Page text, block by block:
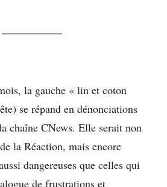
la gauche « lin et coton
se répand en dénonciations
chaîne CNews. Elle serait non
la Réaction, mais encore
dangereuses que celles qui
de frustrations et